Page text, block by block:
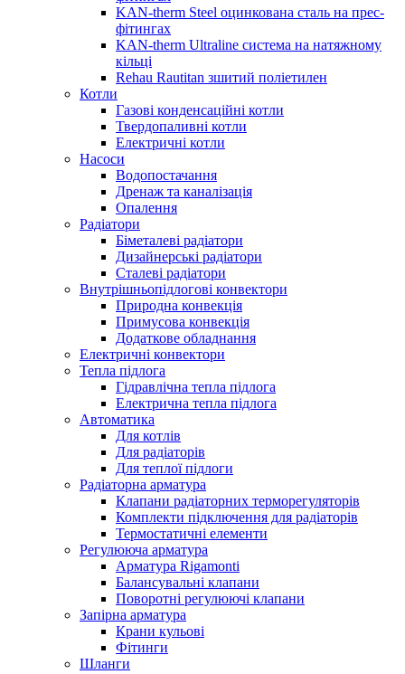
KAN-therm Steel оцинкована сталь на прес-
фітингах
KAN-therm Ultraline система на натяжному
кільці
Rehau Rautitan зшитий поліетилен
Котли
Газові конденсаційні котли
Твердопаливні котли
Електричні котли
Насоси
Водопостачання
Дренаж та каналізація
Опалення
Радіатори
Біметалеві радіатори
Дизайнерські радіатори
Сталеві радіатори
Внутрішньопідлогові конвектори
Природна конвекція
Примусова конвекція
Додаткове обладнання
Електричні конвектори
Тепла підлога
Гідравлічна тепла підлога
Електрична тепла підлога
Автоматика
Для котлів
Для радіаторів
Для теплої підлоги
Радіаторна арматура
Клапани радіаторних терморегуляторів
Комплекти підключення для радіаторів
Термостатичні елементи
Регулююча арматура
Арматура Rigamonti
Балансувальні клапани
Поворотні регулюючі клапани
Запірна арматура
Крани кульові
Фітинги
Шланги